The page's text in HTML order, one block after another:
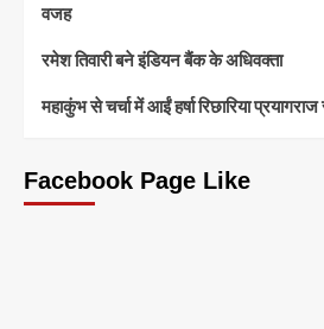
वजह
रमेश तिवारी बने इंडियन बैंक के अधिवक्ता
महाकुंभ से चर्चा में आईं हर्षा रिछारिया
Facebook Page Like